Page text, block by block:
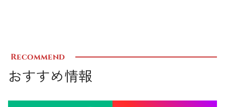
Recommend
おすすめ情報